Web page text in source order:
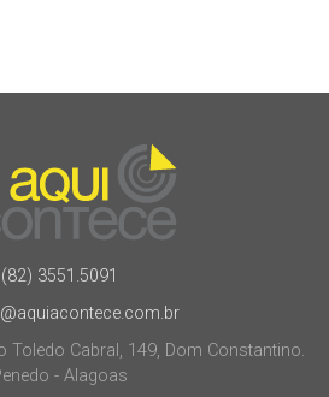
(82) 3551.5091
Toledo Cabral, 149, Dom Constantino.
- Alagoas